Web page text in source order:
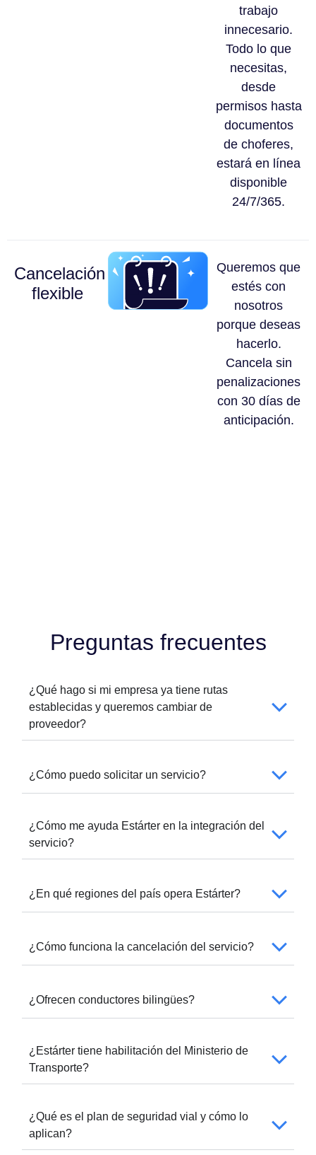
trabajo
innecesario.
Todo lo que
necesitas,
desde
permisos hasta
documentos
de choferes,
estará en línea
disponible
24/7/365.
Cancelación
flexible
Queremos que
estés con
nosotros
porque deseas
hacerlo.
Cancela sin
penalizaciones
con 30 días de
anticipación.
Preguntas frecuentes
¿Qué hago si mi empresa ya tiene rutas
establecidas y queremos cambiar de
proveedor?
¿Cómo puedo solicitar un servicio?
¿Cómo me ayuda Estárter en la integración del
servicio?
¿En qué regiones del país opera Estárter?
¿Cómo funciona la cancelación del servicio?
¿Ofrecen conductores bilingües?
¿Estárter tiene habilitación del Ministerio de
Transporte?
¿Qué es el plan de seguridad vial y cómo lo
aplican?